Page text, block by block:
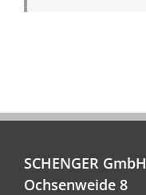
SCHENGER GmbH
Ochsenweide 8